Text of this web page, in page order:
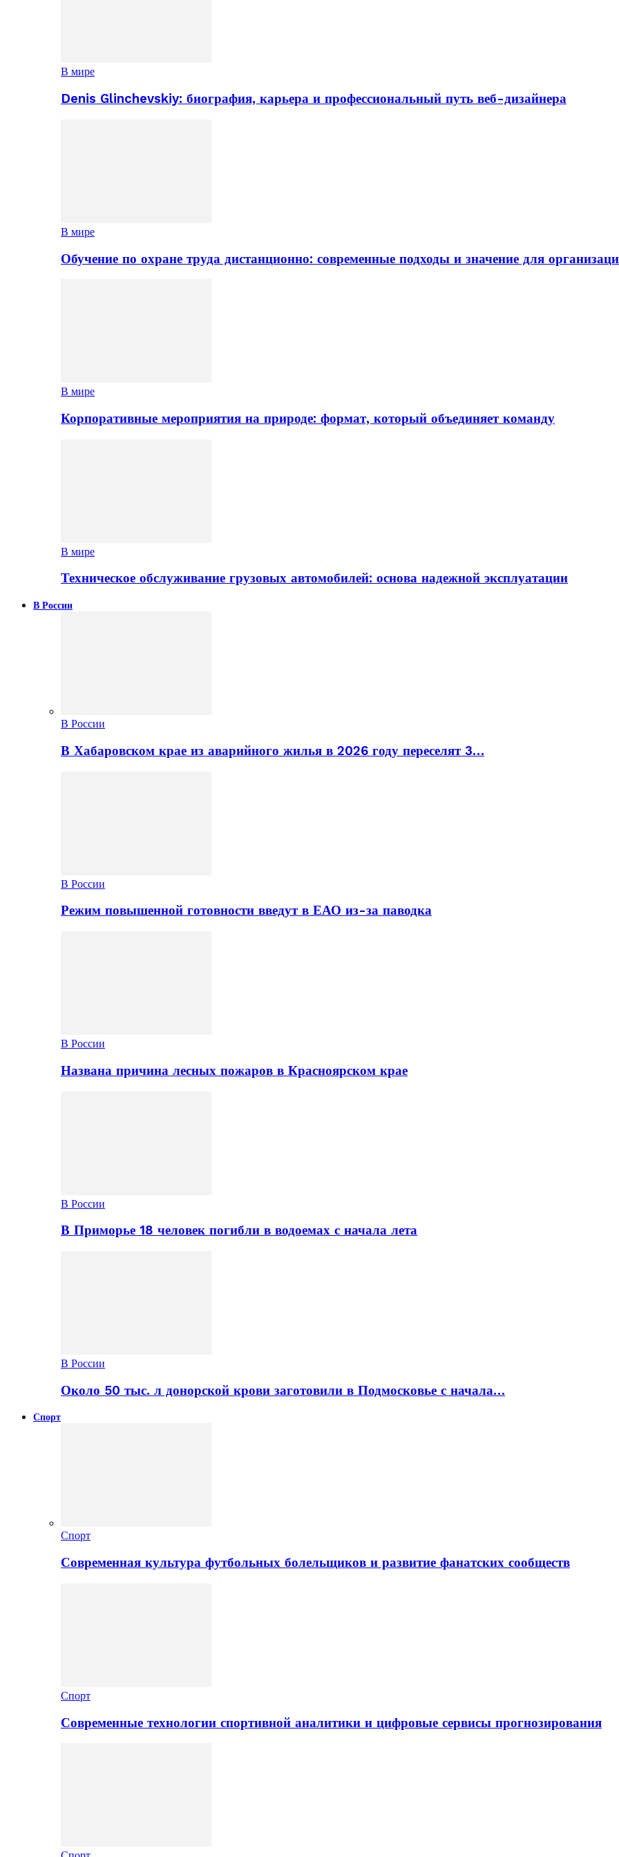
В мире
Denis Glinchevskiy: биография, карьера и профессиональный путь веб-дизайнера
В мире
Обучение по охране труда дистанционно: современные подходы и значение для
В мире
Корпоративные мероприятия на природе: формат, который объединяет команду
В мире
Техническое обслуживание грузовых автомобилей: основа надежной эксплуатации
В России
В России
В Хабаровском крае из аварийного жилья в 2026 году переселят 3…
В России
Режим повышенной готовности введут в ЕАО из-за паводка
В России
Названа причина лесных пожаров в Красноярском крае
В России
В Приморье 18 человек погибли в водоемах с начала лета
В России
Около 50 тыс. л донорской крови заготовили в Подмосковье с начала…
Спорт
Спорт
Современная культура футбольных болельщиков и развитие фанатских сообществ
Спорт
Современные технологии спортивной аналитики и цифровые сервисы прогнозирования